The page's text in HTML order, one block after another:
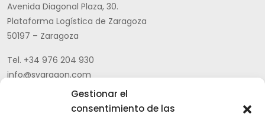
Gestionar el
consentimiento de las
Avenida Diagonal Plaza, 30.
Plataforma Logística de Zaragoza
50197 – Zaragoza
Tel. +34 976 204 930
info@svaragon.com
Política de privacidad |
general de cumplimiento CEPA